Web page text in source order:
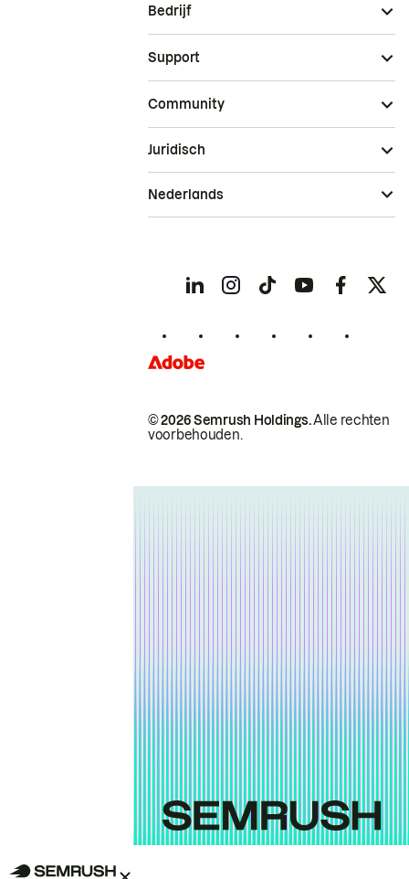
Bedrijf
Support
Community
© 2026 Semrush Holdings.Alle rechten
voorbehouden.
Juridisch
Nederlands